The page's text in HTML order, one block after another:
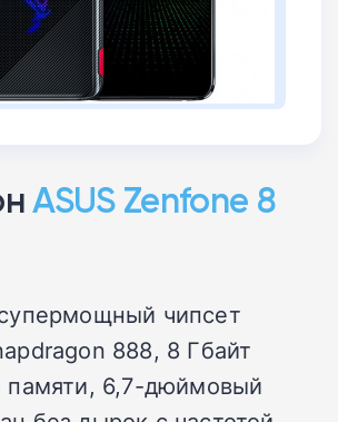
ASUS Zenfone 8
чипсет
888, 8 Гбайт
памяти, 6,7-дюймовый